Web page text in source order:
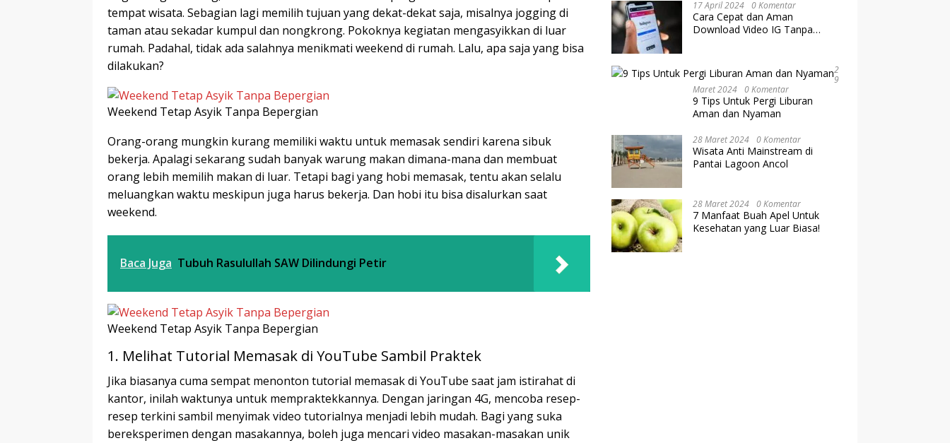
tempat wisata. Sebagian lagi memilih tujuan yang dekat-dekat saja, misalnya jogging di
taman atau sekadar kumpul dan nongkrong. Pokoknya kegiatan mengasyikkan di luar
rumah. Padahal, tidak ada salahnya menikmati weekend di rumah. Lalu, apa saja yang bisa
dilakukan?
Weekend Tetap Asyik Tanpa Bepergian
Orang-orang mungkin kurang memiliki waktu untuk memasak sendiri karena sibuk
bekerja. Apalagi sekarang sudah banyak warung makan dimana-mana dan membuat
orang lebih memilih makan di luar. Tetapi bagi yang hobi memasak, tentu akan selalu
meluangkan waktu meskipun juga harus bekerja. Dan hobi itu bisa disalurkan saat
weekend.
Baca Juga Tubuh Rasulullah SAW Dilindungi Petir
Weekend Tetap Asyik Tanpa Bepergian
1. Melihat Tutorial Memasak di YouTube Sambil Praktek
Jika biasanya cuma sempat menonton tutorial memasak di YouTube saat jam istirahat di
kantor, inilah waktunya untuk mempraktekkannya. Dengan jaringan 4G, mencoba resep-
resep terkini sambil menyimak video tutorialnya menjadi lebih mudah. Bagi yang suka
bereksperimen dengan masakannya, boleh juga mencari video masakan-masakan unik
17 April 2024 0 Komentar
Cara Cepat dan Aman
Download Video IG Tanpa
2
9
Maret 2024
0 Komentar
9 Tips Untuk Pergi Liburan
Aman dan Nyaman
28 Maret 2024 0 Komentar
Wisata Anti Mainstream di
Pantai Lagoon Ancol
28 Maret 2024 0 Komentar
7 Manfaat Buah Apel Untuk
Kesehatan yang Luar Biasa!